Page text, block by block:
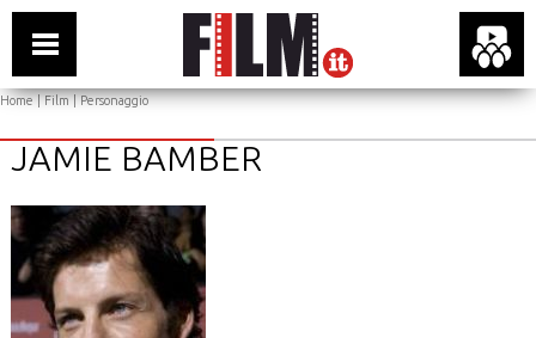
Home|Film| Personaggio
JAMIE BAMBER